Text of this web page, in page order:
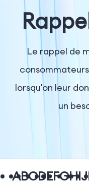
Solutions
Ressources
Tarifs
Entreprise
Le rappel de
lorsqu'on leur
un
ABCDEFGHIJ